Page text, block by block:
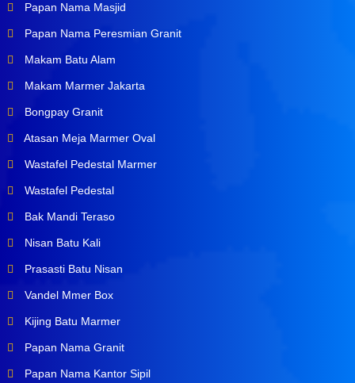
Papan Nama Masjid
Papan Nama Peresmian Granit
Makam Batu Alam
Makam Marmer Jakarta
Bongpay Granit
Atasan Meja Marmer Oval
Wastafel Pedestal Marmer
Wastafel Pedestal
Bak Mandi Teraso
Nisan Batu Kali
Prasasti Batu Nisan
Vandel Mmer Box
Kijing Batu Marmer
Papan Nama Granit
Papan Nama Kantor Sipil